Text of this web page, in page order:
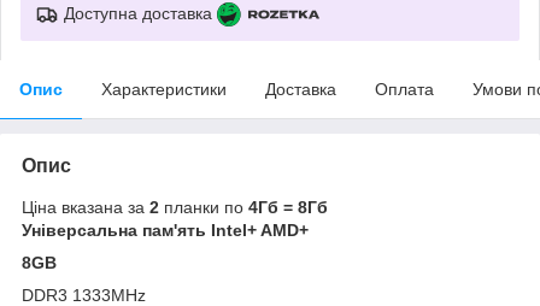
Доступна доставка
Опис Характеристики Доставка Оплата Умови
Опис
Ціна вказана за 2 планки по 4Гб = 8Гб
Універсальна пам'ять Intel+ AMD+
8GB
DDR3 1333MHz